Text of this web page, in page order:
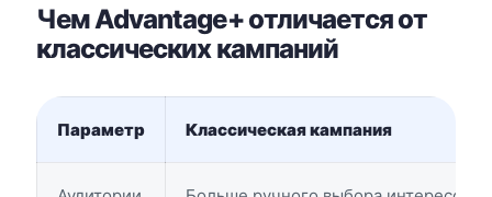
Чем Advantage+ отличается от
классических кампаний
Параметр Классическая кампания